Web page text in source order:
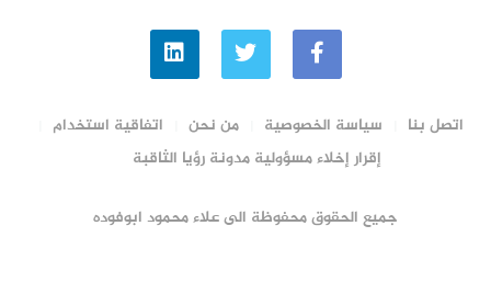
اتصل بنا سياسة الخصوصية من نحن
اتفاقية استخدام
إقرار إخلاء مسؤولية مدونة رؤيا الثاقبة
جميع الحقوق محفوظة الى علاء محمود ابوفوده